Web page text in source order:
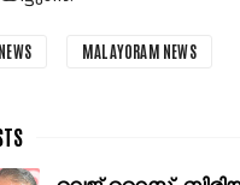
MALAYORAM NEWS